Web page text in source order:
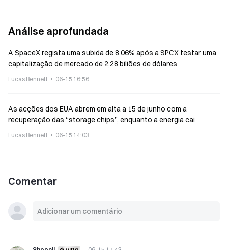
Análise aprofundada
A SpaceX regista uma subida de 8,06% após a SPCX testar uma
capitalização de mercado de 2,28 biliões de dólares
Lucas Bennett 06-15 16:56
As acções dos EUA abrem em alta a 15 de junho com a
recuperação das “storage chips”, enquanto a energia cai
Lucas Bennett 06-15 14:03
Comentar